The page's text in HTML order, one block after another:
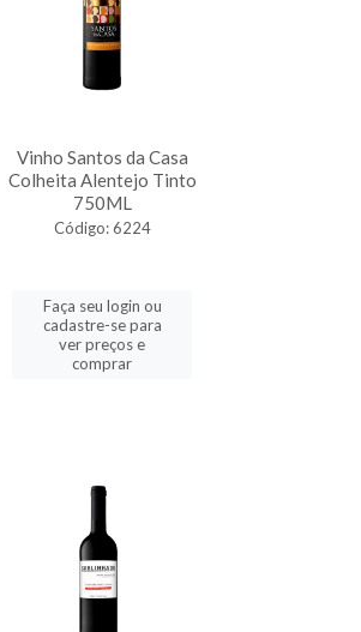
Vinho Santos da Casa
Colheita Alentejo Tinto
750ML
Código: 6224
Faça seu login ou
cadastre-se para
ver preços e
comprar